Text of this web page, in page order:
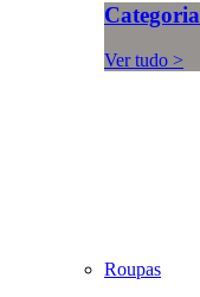
Categoria
Ver tudo >
Roupas